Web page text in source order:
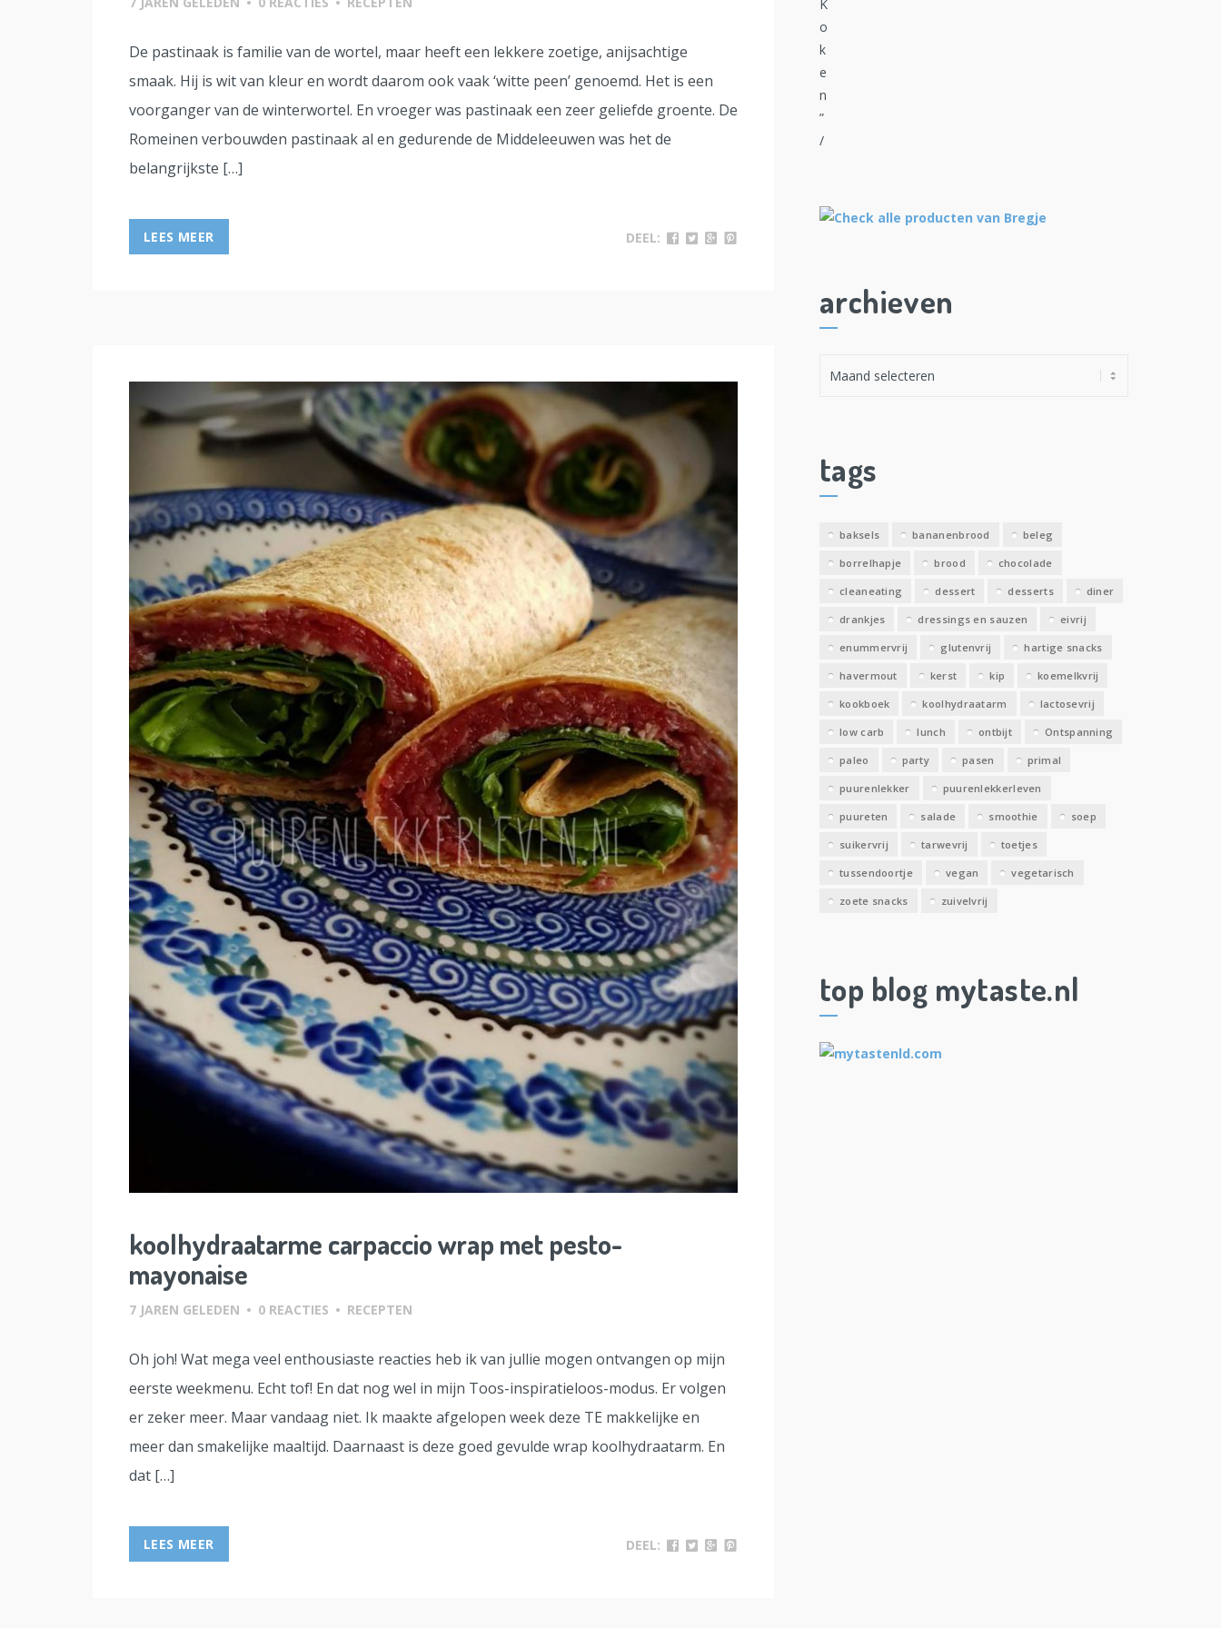
De pastinaak is familie van de wortel, maar heeft een lekkere zoetige, anijsachtige
smaak. Hij is wit van kleur en wordt daarom ook vaak ‘witte peen’ genoemd. Het is een
voorganger van de winterwortel. En vroeger was pastinaak een zeer geliefde groente. De
Romeinen verbouwden pastinaak al en gedurende de Middeleeuwen was het de
belangrijkste […]
LEES MEER DEEL:
koolhydraatarme carpaccio wrap met pesto-
mayonaise
7 JAREN GELEDEN • 0 REACTIES • RECEPTEN
Oh joh! Wat mega veel enthousiaste reacties heb ik van jullie mogen ontvangen op mijn
eerste weekmenu. Echt tof! En dat nog wel in mijn Toos-inspiratieloos-modus. Er volgen
er zeker meer. Maar vandaag niet. Ik maakte afgelopen week deze TE makkelijke en
meer dan smakelijke maaltijd. Daarnaast is deze goed gevulde wrap koolhydraatarm. En
dat […]
LEES MEER DEEL:
archieven
e
v
tags
baksels bananenbrood beleg
borrelhapje brood chocolade
cleaneating dessert desserts diner
drankjes dressings en sauzen eivrij
enummervrij glutenvrij hartige snacks
havermout kerst kip koemelkvrij
kookboek koolhydraatarm lactosevrij
low carb lunch ontbijt Ontspanning
paleo party pasen primal
puurenlekker puurenlekkerleven
puureten salade smoothie soep
suikervrij tarwevrij toetjes
tussendoortje vegan vegetarisch
zoete snacks zuivelvrij
top blog mytaste.nl